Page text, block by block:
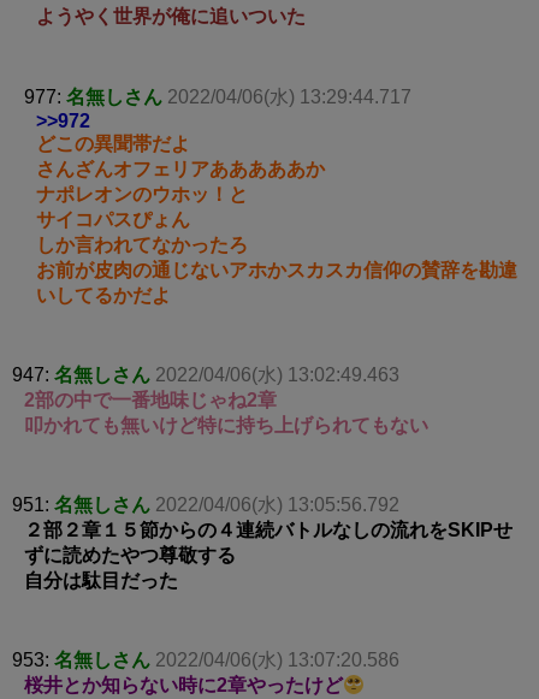
ようやく世界が俺に追いついた
977: 名無しさん 2022/04/06(水) 13:29:44.717
>>972
どこの異聞帯だよ
さんざんオフェリアあああああか
ナポレオンのウホッ！と
サイコパスぴょん
しか言われてなかったろ
お前が皮肉の通じないアホかスカスカ信仰の賛辞を勘違
いしてるかだよ
947: 名無しさん 2022/04/06(水) 13:02:49.463
2部の中で一番地味じゃね2章
叩かれても無いけど特に持ち上げられてもない
951: 名無しさん 2022/04/06(水) 13:05:56.792
２部２章１５節からの４連続バトルなしの流れをSKIPせ
ずに読めたやつ尊敬する
自分は駄目だった
953: 名無しさん 2022/04/06(水) 13:07:20.586
桜井とか知らない時に2章やったけど